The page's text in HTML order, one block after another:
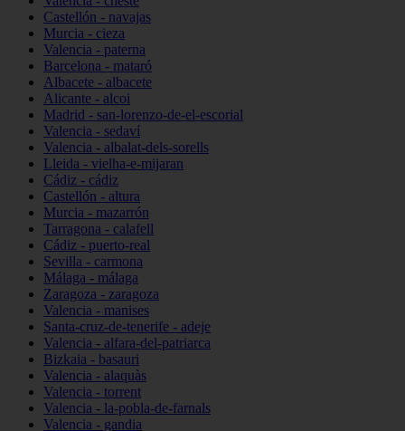
Castellón - navajas
Murcia - cieza
Valencia - paterna
Barcelona - mataró
Albacete - albacete
Alicante - alcoi
Madrid - san-lorenzo-de-el-escorial
Valencia - sedaví
Valencia - albalat-dels-sorells
Lleida - vielha-e-mijaran
Cádiz - cádiz
Castellón - altura
Murcia - mazarrón
Tarragona - calafell
Cádiz - puerto-real
Sevilla - carmona
Málaga - málaga
Zaragoza - zaragoza
Valencia - manises
Santa-cruz-de-tenerife - adeje
Valencia - alfara-del-patriarca
Bizkaia - basauri
Valencia - alaquàs
Valencia - torrent
Valencia - la-pobla-de-farnals
Valencia - gandia